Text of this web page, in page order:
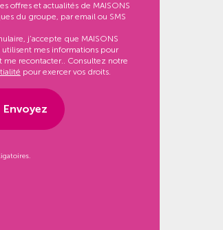
offres et actualités de MAISONS
du groupe, par email ou SMS
j’accepte que MAISONS
utilisent mes informations pour
recontacter.. Consultez notre
pour exercer vos droits.
Envoyez